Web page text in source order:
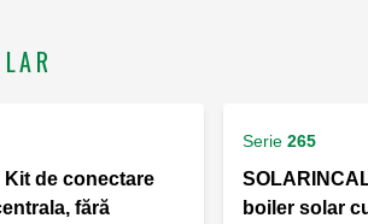
Kit de conectare
fără
Serie 265
boiler solar